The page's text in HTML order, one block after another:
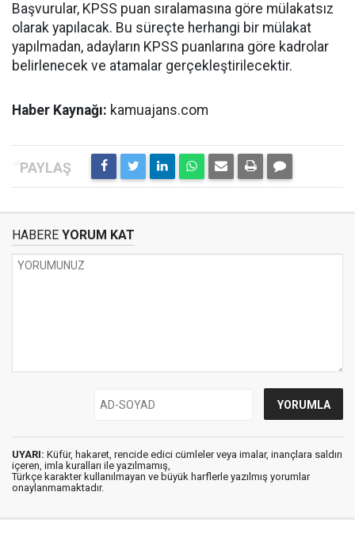
Başvurular, KPSS puan sıralamasına göre mülakatsız
olarak yapılacak. Bu süreçte herhangi bir mülakat
yapılmadan, adayların KPSS puanlarına göre kadrolar
belirlenecek ve atamalar gerçekleştirilecektir.
Haber Kaynağı: kamuajans.com
HABERE YORUM KAT
UYARI: Küfür, hakaret, rencide edici cümleler veya imalar, inançlara saldırı
içeren, imla kuralları ile yazılmamış,
Türkçe karakter kullanılmayan ve büyük harflerle yazılmış yorumlar
onaylanmamaktadır.